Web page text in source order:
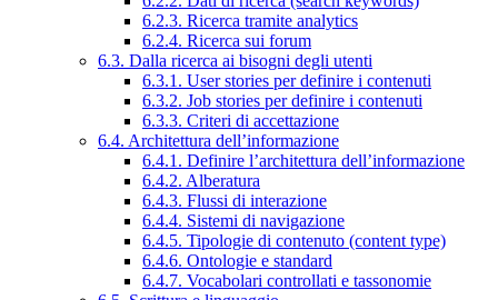
6.2.3. Ricerca tramite analytics
6.2.4. Ricerca sui forum
6.3. Dalla ricerca ai bisogni degli utenti
6.3.1. User stories per definire i contenuti
6.3.2. Job stories per definire i contenuti
6.3.3. Criteri di accettazione
6.4. Architettura dell’informazione
6.4.1. Definire l’architettura dell’informazione
6.4.2. Alberatura
6.4.3. Flussi di interazione
6.4.4. Sistemi di navigazione
6.4.5. Tipologie di contenuto (content type)
6.4.6. Ontologie e standard
6.4.7. Vocabolari controllati e tassonomie